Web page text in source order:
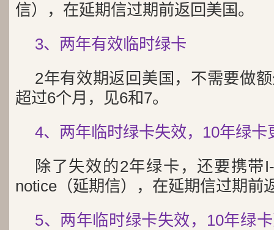
信），在延期信过期前返回美国。
3、两年有效临时绿卡
2年有效期返回美国，不需要做
超过6个月，见6和7。
4、两年临时绿卡失效，10年绿
除了失效的2年绿卡，还要携带
notice（延期信），在延期信过期前
5、两年临时绿卡失效，10年绿